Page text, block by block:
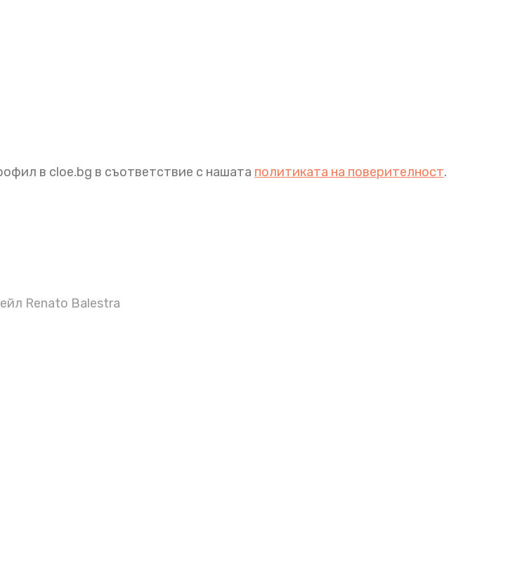
в cloe.bg в съответствие с нашата политиката на поверителност.
Renato Balestra